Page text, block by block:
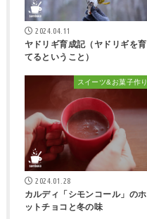
2024.04.11
ヤドリギ育成記（ヤドリギを育
てるということ）
スイーツ&お菓子作り
2024.01.28
カルディ「シモンコール」のホ
ットチョコと冬の味